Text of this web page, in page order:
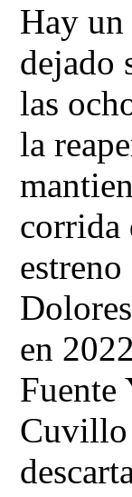
Hay un
dejado
las
la
corrida
en
Fuente
Cuvillo